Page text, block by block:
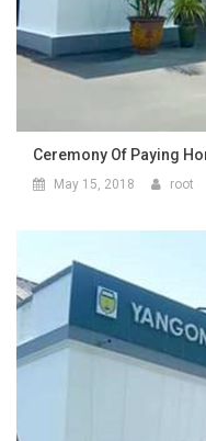
Ceremony Of Paying
May 15, 2018 root